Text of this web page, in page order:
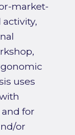
market-
uses
for
or